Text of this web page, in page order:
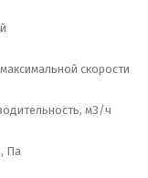
скорости
м3/ч
Па